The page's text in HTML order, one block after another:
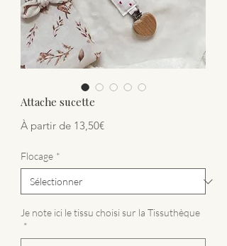
Attache sucette
À partir de 13,50€Prix promotionnel
Flocage *
Je note ici le tissu choisi sur la Tissuthèque
*